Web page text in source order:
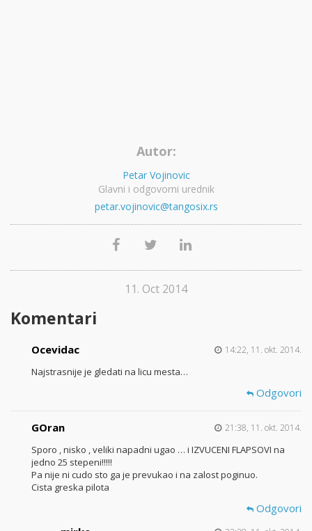
Autor:
Petar Vojinovic
Glavni i odgovorni urednik
petar.vojinovic@tangosix.rs
11. Oct 2014
Komentari
Ocevidac 14:22, 11. okt. 2014.
Najstrasnije je gledati na licu mesta…
Odgovori
GOran 21:38, 11. okt. 2014.
Sporo , nisko , veliki napadni ugao … i IZVUCENI FLAPSOVI na
jedno 25 stepeni!!!!!
Pa nije ni cudo sto ga je prevukao i na zalost poginuo.
Cista greska pilota
Odgovori